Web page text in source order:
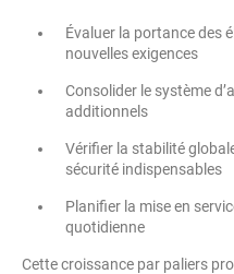
Évaluer la portance des
nouvelles exigences
Consolider le système
additionnels
Vérifier la stabilité
sécurité indispensables
Planifier la mise en
quotidienne
Cette croissance par paliers